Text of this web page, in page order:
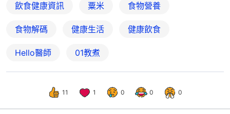
飲食健康資訊 粟米 食物營養
食物解碼 健康生活 健康飲食
Hello醫師 01教煮
11 1 0 0 0